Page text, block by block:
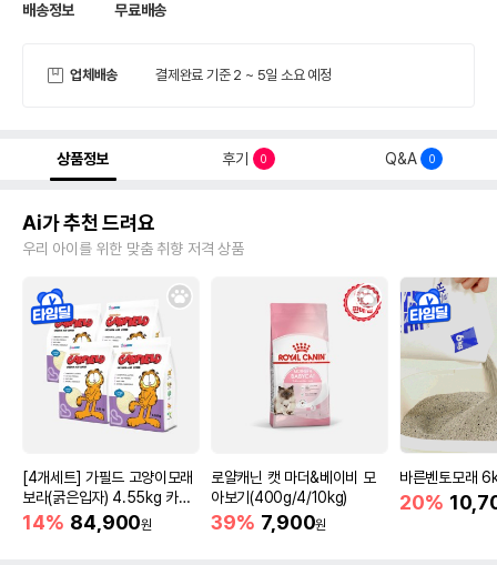
배송정보 무료배송
업체배송 결제완료 기준 2 ~ 5일 소요 예정
상품정보 후기 0 Q&A 0
Ai가 추천 드려요
우리 아이를 위한 맞춤 취향 저격 상품
[4개세트] 가필드 고양이모래
보라(굵은입자) 4.55kg 카사
바모래
14% 84,900원
로얄캐닌 캣 마더&베이비 모
아보기(400g/4/10kg)
39% 7,900원
바른벤토모래
20%